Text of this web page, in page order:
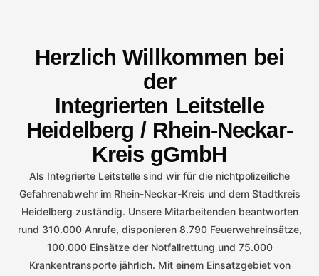
Herzlich Willkommen bei
der
Integrierten Leitstelle
Heidelberg / Rhein-Neckar-
Kreis gGmbH
Als Integrierte Leitstelle sind wir für die nichtpolizeiliche
Gefahrenabwehr im Rhein-Neckar-Kreis und dem Stadtkreis
Heidelberg zuständig. Unsere Mitarbeitenden beantworten
rund 310.000 Anrufe, disponieren 8.790 Feuerwehreinsätze,
100.000 Einsätze der Notfallrettung und 75.000
Krankentransporte jährlich. Mit einem Einsatzgebiet von